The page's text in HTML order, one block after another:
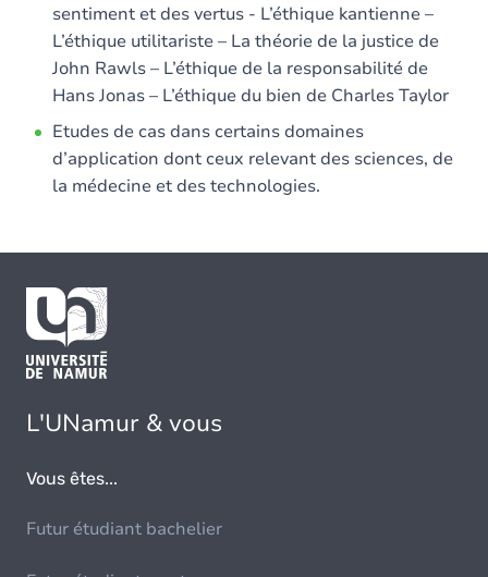
sentiment et des vertus - L’éthique kantienne –
L’éthique utilitariste – La théorie de la justice de
John Rawls – L’éthique de la responsabilité de
Hans Jonas – L’éthique du bien de Charles Taylor
Etudes de cas dans certains domaines
d’application dont ceux relevant des sciences, de
la médecine et des technologies.
L'UNamur & vous
Vous êtes...
Futur étudiant bachelier